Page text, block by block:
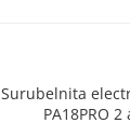
Surubelnita
PA18PRO